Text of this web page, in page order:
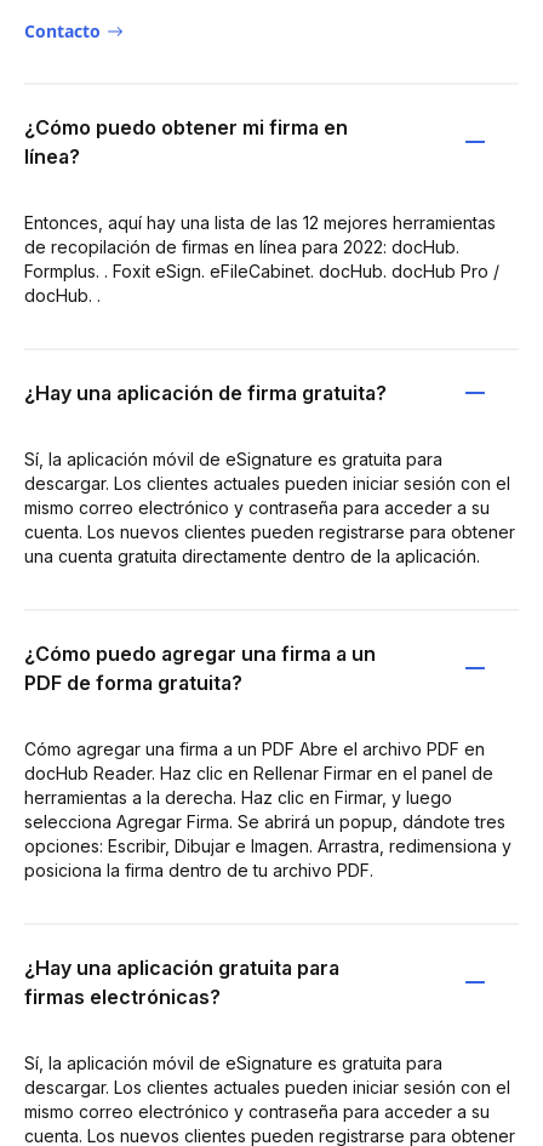
Contacto
¿Cómo puedo obtener mi firma en
línea?
Entonces, aquí hay una lista de las 12 mejores herramientas
de recopilación de firmas en línea para 2022: docHub.
Formplus. . Foxit eSign. eFileCabinet. docHub. docHub Pro /
docHub. .
¿Hay una aplicación de firma gratuita?
Sí, la aplicación móvil de eSignature es gratuita para
descargar. Los clientes actuales pueden iniciar sesión con el
mismo correo electrónico y contraseña para acceder a su
cuenta. Los nuevos clientes pueden registrarse para obtener
una cuenta gratuita directamente dentro de la aplicación.
¿Cómo puedo agregar una firma a un
PDF de forma gratuita?
Cómo agregar una firma a un PDF Abre el archivo PDF en
docHub Reader. Haz clic en Rellenar Firmar en el panel de
herramientas a la derecha. Haz clic en Firmar, y luego
selecciona Agregar Firma. Se abrirá un popup, dándote tres
opciones: Escribir, Dibujar e Imagen. Arrastra, redimensiona y
posiciona la firma dentro de tu archivo PDF.
¿Hay una aplicación gratuita para
firmas electrónicas?
Sí, la aplicación móvil de eSignature es gratuita para
descargar. Los clientes actuales pueden iniciar sesión con el
mismo correo electrónico y contraseña para acceder a su
cuenta. Los nuevos clientes pueden registrarse para obtener